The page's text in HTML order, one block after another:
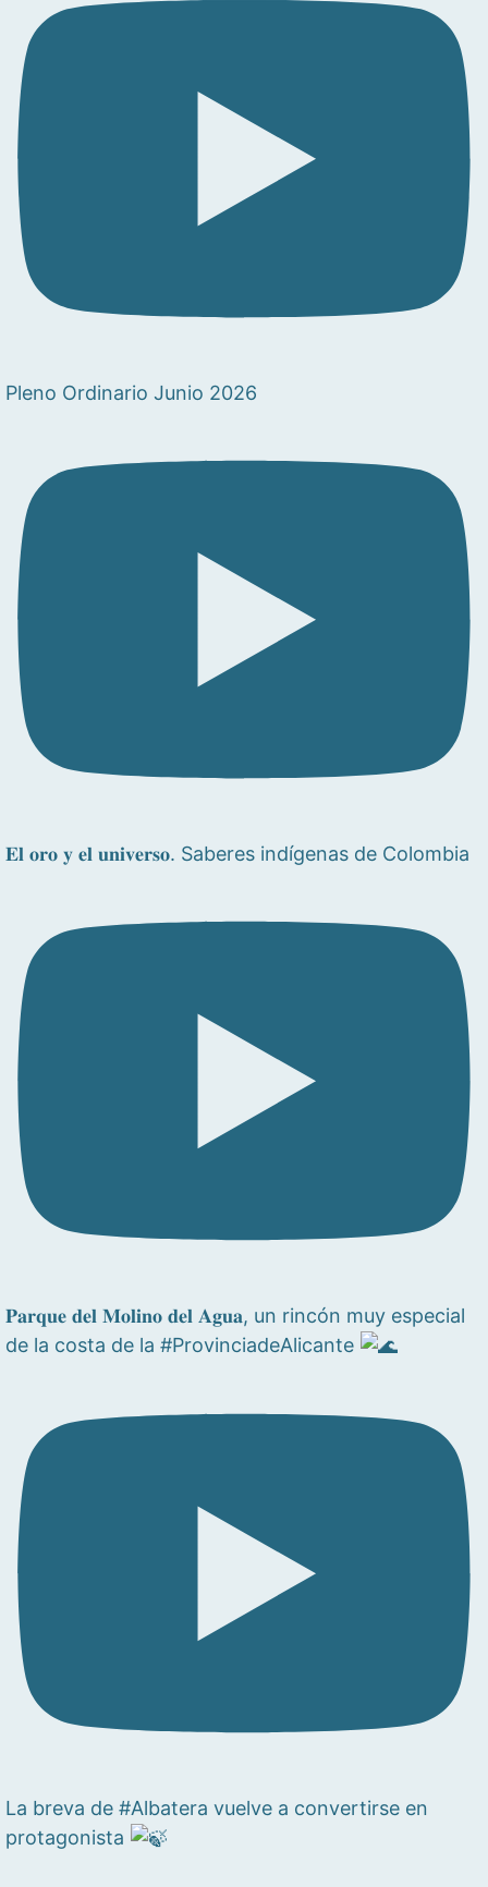
Pleno Ordinario Junio 2026
𝐄𝐥 𝐨𝐫𝐨 𝐲 𝐞𝐥 𝐮𝐧𝐢𝐯𝐞𝐫𝐬𝐨. Saberes indígenas de Colombia
𝐏𝐚𝐫𝐪𝐮𝐞 𝐝𝐞𝐥 𝐌𝐨𝐥𝐢𝐧𝐨 𝐝𝐞𝐥 𝐀𝐠𝐮𝐚, un rincón muy especial
de la costa de la #ProvinciadeAlicante
La breva de #Albatera vuelve a convertirse en
protagonista